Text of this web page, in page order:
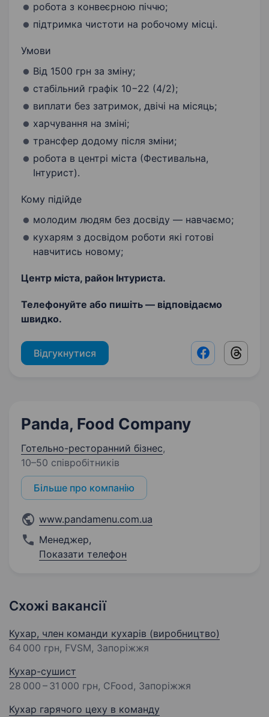
робота з конвеєрною піччю;
підтримка чистоти на робочому місці.
Умови
Від 1500 грн за зміну;
стабільний графік 10−22 (4/2);
виплати без затримок, двічі на місяць;
харчування на зміні;
трансфер додому після зміни;
робота в центрі міста (Фестивальна,
Інтурист).
Кому підійде
молодим людям без досвіду — навчаємо;
кухарям з досвідом роботи які готові
навчитись новому;
Центр міста, район Інтуриста.
Телефонуйте або пишіть — відповідаємо
швидко.
Відгукнутися Facebook
Panda, Food Company
Готельно-ресторанний бізнес,
10–50 співробітників
Більше про компанію
www.pandamenu.com.ua
Менеджер,
Показати телефон
Схожі вакансії
Кухар, член команди кухарів (виробництво)
64 000 грн, FVSM, Запоріжжя
Кухар-сушист
28 000 – 31 000 грн, CFood, Запоріжжя
Кухар гарячого цеху в команду